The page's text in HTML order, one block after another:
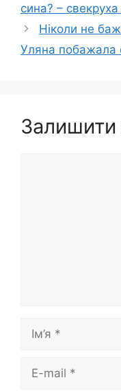
сина? –
Ніколи не
Уляна побажала
mail